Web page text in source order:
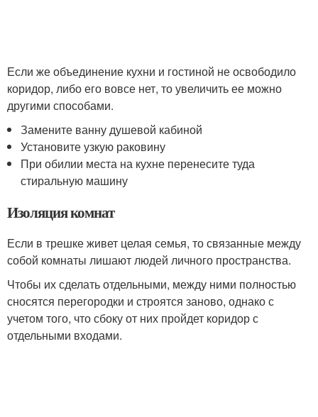
Если же объединение кухни и гостиной не освободило
коридор, либо его вовсе нет, то увеличить ее можно
другими способами.
Замените ванну душевой кабиной
Установите узкую раковину
При обилии места на кухне перенесите туда
стиральную машину
Изоляция комнат
Если в трешке живет целая семья, то связанные между
собой комнаты лишают людей личного пространства.
Чтобы их сделать отдельными, между ними полностью
сносятся перегородки и строятся заново, однако с
учетом того, что сбоку от них пройдет коридор с
отдельными входами.